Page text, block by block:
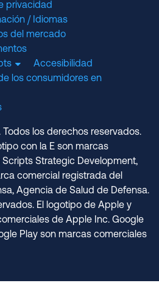
privacidad
/ Idiomas
del mercado
Accesibilidad
los consumidores en
los derechos reservados.
con la E son marcas
Strategic Development,
comercial registrada del
Agencia de Salud de Defensa.
El logotipo de Apple y
de Apple Inc. Google
Play son marcas comerciales